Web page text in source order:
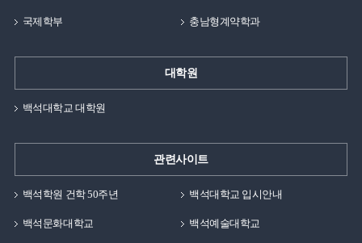
국제학부 충남형계약학과
대학원
백석대학교 대학원
관련사이트
백석학원 건학 50주년 백석대학교 입시안내
백석문화대학교 백석예술대학교